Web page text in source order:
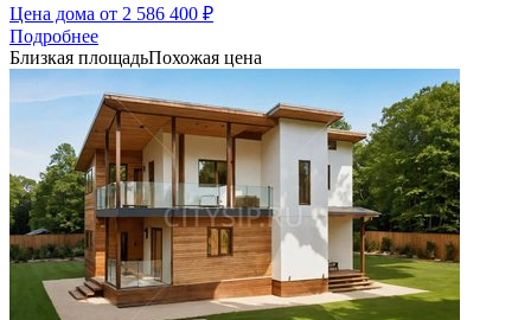
Цена дома от 2 586 400 ₽
Подробнее
Близкая площадьПохожая цена